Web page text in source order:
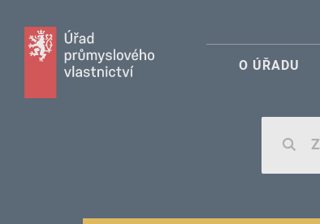
O ÚŘADU